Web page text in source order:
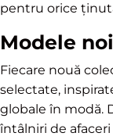
pentru orice
Modele
Fiecare nouă
selectate,
globale în modă.
întâlniri de